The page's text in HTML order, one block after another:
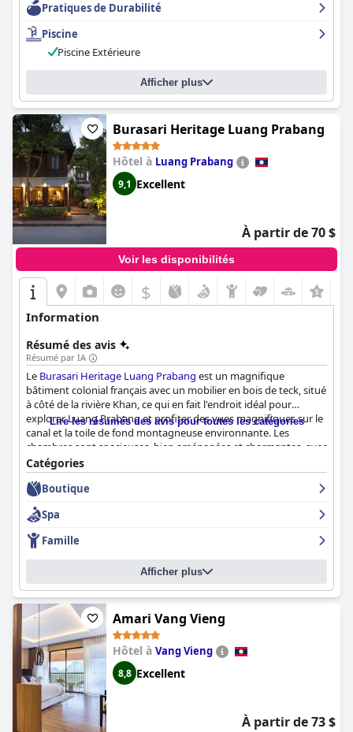
Pratiques de Durabilité
Piscine
Piscine Extérieure
Afficher plus
Burasari Heritage Luang Prabang
Hôtel à Luang Prabang
9,1 Excellent
À partir de 70 $
Voir les disponibilités
$
Information
Résumé des avis
Résumé par IA
Le Burasari Heritage Luang Prabang est un magnifique
bâtiment colonial français avec un mobilier en bois de teck, situé
à côté de la rivière Khan, ce qui en fait l'endroit idéal pour
explorer Luang Prabang et profiter des vues magnifiques sur le
canal et la toile de fond montagneuse environnante. Les
chambres sont spacieuses, bien aménagées et charmantes, avec
des lits confortables et d'excellentes commodités. Le personnel
est exceptionnel, avec des employés hors pair comme Phaeng
qui se surpassent pour s'assurer que les clients vivent une
expérience formidable. Le personnel est amical, accueillant et
très accommodant aux demandes, ce qui en fait une expérience
mémorable. Dans l'ensemble, le
Prabangest un hôtel merveilleux avec un emplacement
privilégié, de belles chambres et un personnel exceptionnel.
Lire les résumés des avis pour toutes les catégories
Catégories
Boutique
Spa
Famille
Afficher plus
Amari Vang Vieng
Hôtel à Vang Vieng
8,8 Excellent
À partir de 73 $